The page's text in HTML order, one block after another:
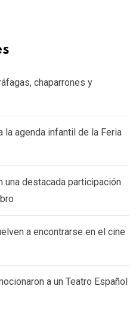
chaparrones y
la agenda infantil de la Feria
destacada participación
a encontrarse en el cine
a un Teatro Español